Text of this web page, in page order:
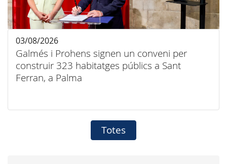
Galmés i Prohens signen un conveni per
construir 323 habitatges públics a Sant
Ferran, a Palma
03/08/2026
Totes